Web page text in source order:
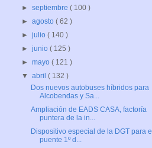
►septiembre( 100 )
►agosto( 62 )
►julio( 140 )
►junio( 125 )
►mayo( 121 )
▼abril( 132 )
Dos nuevos autobuses híbridos para
Alcobendas y Sa...
Ampliación de EADS CASA, factoría
puntera de la in...
Dispositivo especial de la DGT para el
puente 1º d...